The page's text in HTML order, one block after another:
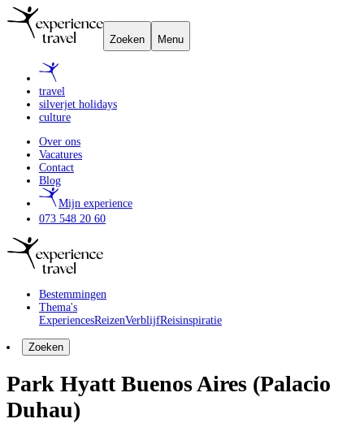
Zoeken Menu
travel
silverjet holidays
culture
Over ons
Vacatures
Contact
Blog
Mijn experience
073 548 20 60
Bestemmingen
Thema's
ExperiencesReizenVerblijfReisinspiratie
Zoeken
Park Hyatt Buenos Aires (Palacio
Duhau)